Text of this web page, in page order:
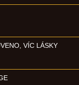
VÍC LÁSKY